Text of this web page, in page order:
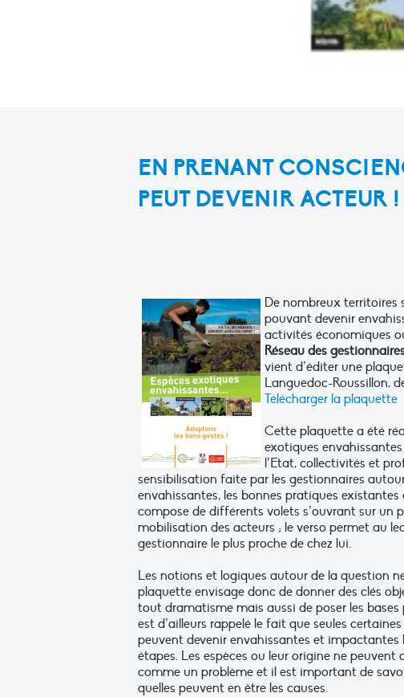
EN PRENANT
PEUT DEVENIR ACTEUR !
De nombreux territoires
pouvant devenir
activités économiques
Réseau des
vient d’éditer une
Languedoc-Roussillon,
Télécharger la plaquette
Cette plaquette a été
exotiques
l’Etat, collectivités et
sensibilisation faite par les gestionnaires
envahissantes, les bonnes pratiques
compose de différents volets s’ouvrant sur un
mobilisation des acteurs ; le verso permet au
gestionnaire le plus proche de chez lui.
Les notions et logiques autour de la question
plaquette envisage donc de donner des clés
tout dramatisme mais aussi de poser les
est d’ailleurs rappelé le fait que seules
peuvent devenir envahissantes et impactantes
étapes. Les espèces ou leur origine ne
comme un problème et il est important de
quelles peuvent en être les causes.